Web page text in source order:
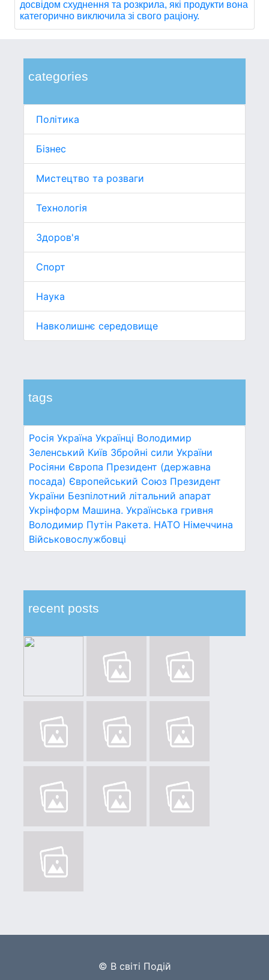
categories
Політика
Бізнес
Мистецтво та розваги
Технологія
Здоров'я
Спорт
Наука
Навколишнє середовище
tags
Росія Україна Українці Володимир
Зеленський Київ Збройні сили України
Росіяни Європа Президент (державна
посада) Європейський Союз Президент
України Безпілотний літальний апарат
Укрінформ Машина. Українська гривня
Володимир Путін Ракета. НАТО Німеччина
Військовослужбовці
recent posts
досвідом схуднення та розкрила, які продукти вона
категорично виключила зі свого раціону.
© В світі Подій